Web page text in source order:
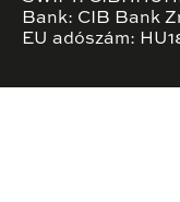
Bank: CIB Bank
EU adószám: